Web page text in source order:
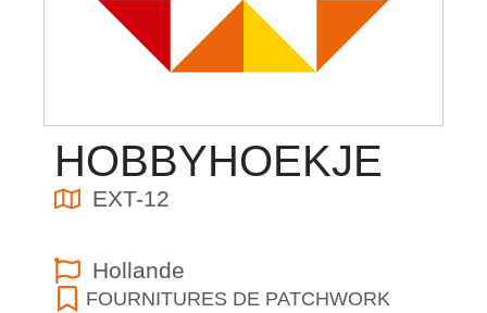
HOBBYHOEKJE
EXT-12
Hollande
FOURNITURES DE PATCHWORK